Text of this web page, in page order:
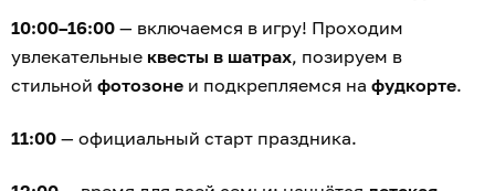
10:00–16:00 — включаемся в игру! Проходим
увлекательные квесты в шатрах, позируем в
стильной фотозоне и подкрепляемся на фудкорте.
11:00 — официальный старт праздника.